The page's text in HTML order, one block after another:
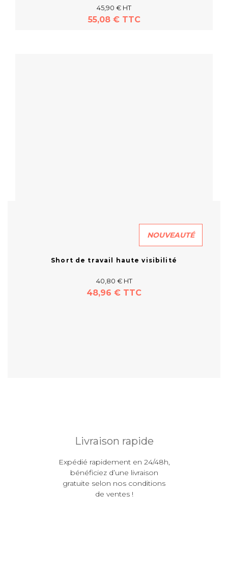
45,90 € HT
55,08 € TTC
NOUVEAUTÉ
Short de travail haute visibilité
40,80 € HT
48,96 € TTC
Livraison rapide
Expédié rapidement en 24/48h,
bénéficiez d’une livraison
gratuite selon nos conditions
de ventes !